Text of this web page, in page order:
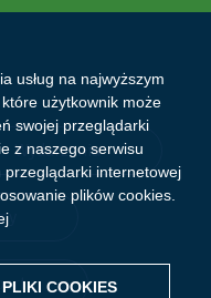
usług na najwyższym
użytkownik może
swojej przeglądarki
z naszego serwisu
internetowej
plików cookies.
COOKIES
Wydarzenia